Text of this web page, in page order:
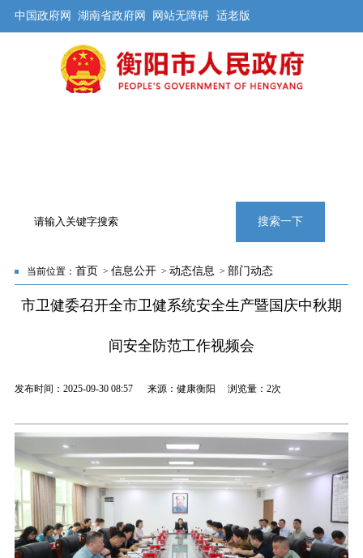
中国政府网 湖南省政府网 网站无障碍 适老版
搜索一下
当前位置： 首页 > 信息公开> 动态信息 > 部门动态
市卫健委召开全市卫健系统安全生产暨国庆中秋期
间安全防范工作视频会
发布时间：2025-09-30 08:57 来源：健康衡阳 浏览量： 2次